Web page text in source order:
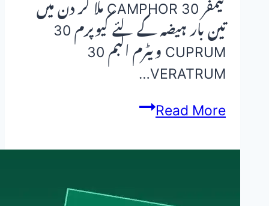
کیمفر 30 CAMPHOR ملا کر دن میں
تین بار ہیضہ کے لئے کیوپرم 30
CUPRUM ویٹرم البم 30
VERATRUM…
Read Moreہیضہ،
اور